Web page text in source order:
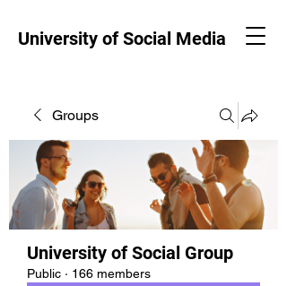
University of Social Media
Groups
University of Social Group
Public · 166 members